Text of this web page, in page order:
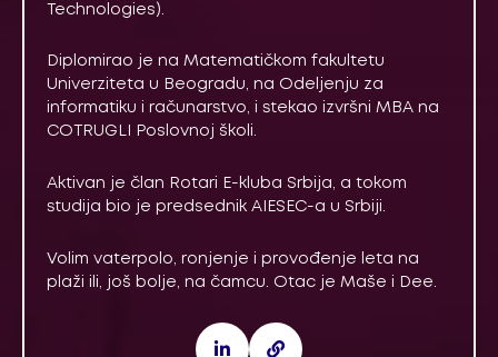
Technologies).
Diplomirao je na Matematičkom fakultetu
Univerziteta u Beogradu, na Odeljenju za
informatiku i računarstvo, i stekao izvršni MBA na
COTRUGLI Poslovnoj školi.
Aktivan je član Rotari E-kluba Srbija, a tokom
studija bio je predsednik AIESEC-a u Srbiji.
Volim vaterpolo, ronjenje i provođenje leta na
plaži ili, još bolje, na čamcu. Otac je Maše i Dee.